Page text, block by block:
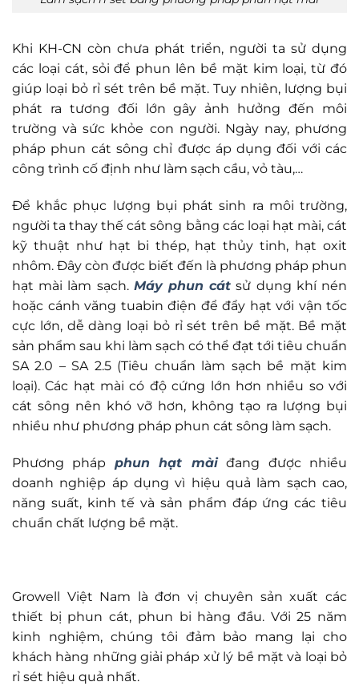
Khi KH-CN còn chưa phát triển, người ta sử dụng
các loại cát, sỏi để phun lên bề mặt kim loại, từ đó
giúp loại bỏ rỉ sét trên bề mặt. Tuy nhiên, lượng bụi
phát ra tương đối lớn gây ảnh hưởng đến môi
trường và sức khỏe con người. Ngày nay, phương
pháp phun cát sông chỉ được áp dụng đối với các
công trình cố định như làm sạch cầu, vỏ tàu,…
Để khắc phục lượng bụi phát sinh ra môi trường,
người ta thay thế cát sông bằng các loại hạt mài, cát
kỹ thuật như hạt bi thép, hạt thủy tinh, hạt oxit
nhôm. Đây còn được biết đến là phương pháp phun
hạt mài làm sạch. Máy phun cát sử dụng khí nén
hoặc cánh văng tuabin điện để đẩy hạt với vận tốc
cực lớn, dễ dàng loại bỏ rỉ sét trên bề mặt. Bề mặt
sản phẩm sau khi làm sạch có thể đạt tới tiêu chuẩn
SA 2.0 – SA 2.5 (Tiêu chuẩn làm sạch bề mặt kim
loại). Các hạt mài có độ cứng lớn hơn nhiều so với
cát sông nên khó vỡ hơn, không tạo ra lượng bụi
nhiều như phương pháp phun cát sông làm sạch.
Phương pháp phun hạt màiđang được nhiều
doanh nghiệp áp dụng vì hiệu quả làm sạch cao,
năng suất, kinh tế và sản phẩm đáp ứng các tiêu
chuẩn chất lượng bề mặt.
Growell Việt Nam là đơn vị chuyên sản xuất các
thiết bị phun cát, phun bi hàng đầu. Với 25 năm
kinh nghiệm, chúng tôi đảm bảo mang lại cho
khách hàng những giải pháp xử lý bề mặt và loại bỏ
rỉ sét hiệu quả nhất.